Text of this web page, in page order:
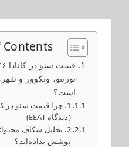
Contents
تورنتو، ونکوور و
است؟
1. چرا قیمت سئو در
(دیدگاه EEAT)
2. تحلیل شکاف
پوشش نداده‌اند؟